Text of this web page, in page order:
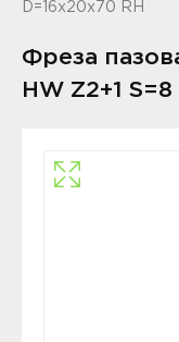
D=16x20x70 RH
Фреза
HW Z2+1